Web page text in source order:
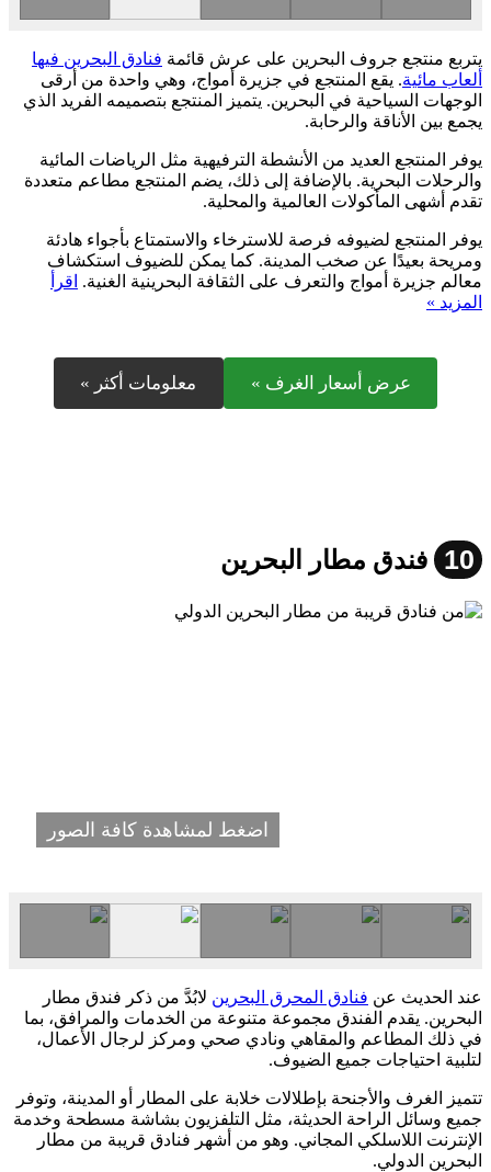
يتربع منتجع جروف البحرين على عرش قائمة فنادق البحرين فيها
ألعاب مائية. يقع المنتجع في جزيرة أمواج، وهي واحدة من أرقى
الوجهات السياحية في البحرين. يتميز المنتجع بتصميمه الفريد الذي
يجمع بين الأناقة والرحابة.
يوفر المنتجع العديد من الأنشطة الترفيهية مثل الرياضات المائية
والرحلات البحرية. بالإضافة إلى ذلك، يضم المنتجع مطاعم متعددة
تقدم أشهى المأكولات العالمية والمحلية.
يوفر المنتجع لضيوفه فرصة للاسترخاء والاستمتاع بأجواء هادئة
ومريحة بعيدًا عن صخب المدينة. كما يمكن للضيوف استكشاف
معالم جزيرة أمواج والتعرف على الثقافة البحرينية الغنية. اقرأ
المزيد »
عرض أسعار الغرف » معلومات أكثر »
10 فندق مطار البحرين
اضغط لمشاهدة كافة الصور
عند الحديث عن فنادق المحرق البحرين لابُدَّ من ذكر فندق مطار
البحرين. يقدم الفندق مجموعة متنوعة من الخدمات والمرافق، بما
في ذلك المطاعم والمقاهي ونادي صحي ومركز لرجال الأعمال،
لتلبية احتياجات جميع الضيوف.
تتميز الغرف والأجنحة بإطلالات خلابة على المطار أو المدينة، وتوفر
جميع وسائل الراحة الحديثة، مثل التلفزيون بشاشة مسطحة وخدمة
الإنترنت اللاسلكي المجاني. وهو من أشهر فنادق قريبة من مطار
البحرين الدولي.